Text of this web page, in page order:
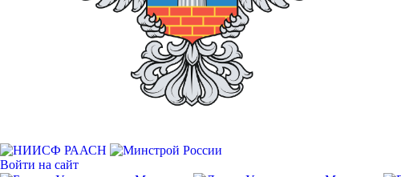
Войти на сайт